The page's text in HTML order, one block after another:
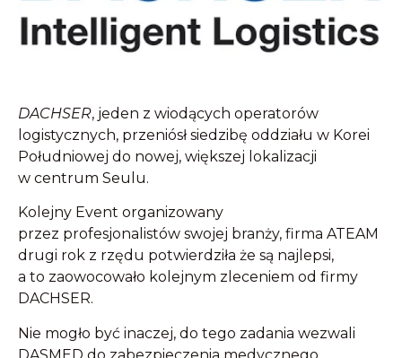
DACHSER, jeden z wiodących operatorów
logistycznych, przeniósł siedzibę oddziału w Korei
Południowej do nowej, większej lokalizacji
w centrum Seulu.
Kolejny Event organizowany
przez profesjonalistów swojej branży, firma ATEAM
drugi rok z rzędu potwierdziła że są najlepsi,
a to zaowocowało kolejnym zleceniem od firmy
DACHSER.
Nie mogło być inaczej, do tego zadania wezwali